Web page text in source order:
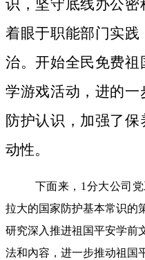
识，坚守底线办公密
着眼于职能部门实
治。开始全民免费
学游戏活动，进的一
防护认识，加强了
动性。
下面来，1分大公司
拉大的国家防护基本常识的
研究深入推进祖国平安学前
法和內容，进一步推动祖国